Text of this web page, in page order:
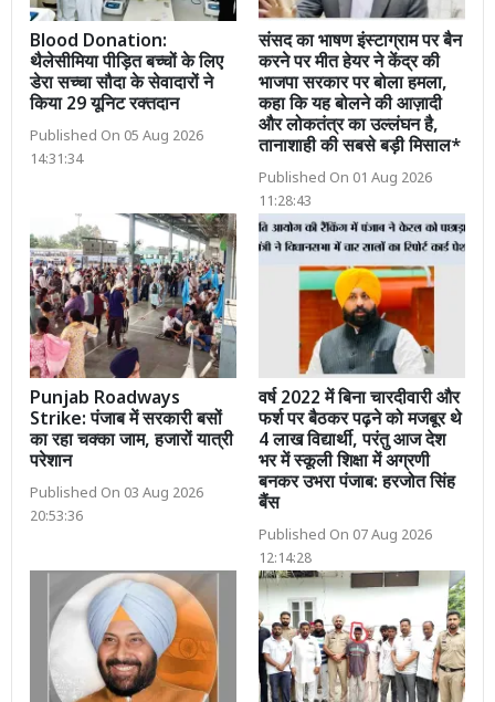
Blood Donation:
थैलेसीमिया पीड़ित बच्चों के लिए
डेरा सच्चा सौदा के सेवादारों ने
किया 29 यूनिट रक्तदान
Published On 05 Aug 2026
14:31:34
संसद का भाषण इंस्टाग्राम पर बैन
करने पर मीत हेयर ने केंद्र की
भाजपा सरकार पर बोला हमला,
कहा कि यह बोलने की आज़ादी
और लोकतंत्र का उल्लंघन है,
तानाशाही की सबसे बड़ी मिसाल*
Published On 01 Aug 2026
11:28:43
Punjab Roadways
Strike: पंजाब में सरकारी बसों
का रहा चक्का जाम, हजारों यात्री
परेशान
Published On 03 Aug 2026
20:53:36
वर्ष 2022 में बिना चारदीवारी और
फर्श पर बैठकर पढ़ने को मजबूर थे
4 लाख विद्यार्थी, परंतु आज देश
भर में स्कूली शिक्षा में अग्रणी
बनकर उभरा पंजाब: हरजोत सिंह
बैंस
Published On 07 Aug 2026
12:14:28